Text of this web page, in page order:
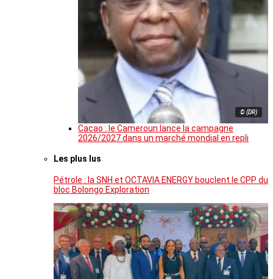
© (DR)
Cacao : le Cameroun lance la campagne
2026/2027 dans un marché mondial en repli
Les plus lus
Pétrole : la SNH et OCTAVIA ENERGY bouclent le CPP du
bloc Bolongo Exploration